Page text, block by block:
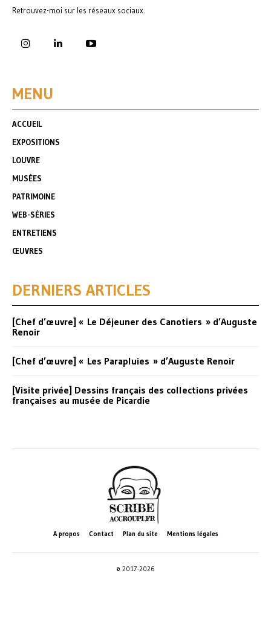
Retrouvez-moi sur les réseaux sociaux.
MENU
ACCUEIL
EXPOSITIONS
LOUVRE
MUSÉES
PATRIMOINE
WEB-SÉRIES
ENTRETIENS
ŒUVRES
DERNIERS ARTICLES
[Chef d’œuvre] « Le Déjeuner des Canotiers » d’Auguste
Renoir
[Chef d’œuvre] « Les Parapluies » d’Auguste Renoir
[Visite privée] Dessins français des collections privées
françaises au musée de Picardie
A propos Contact Plan du site Mentions légales
© 2017-2026